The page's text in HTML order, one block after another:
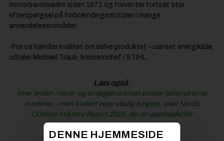
motorsavsmærke siden 1971 og forventer fortsat stor
efterspørgsel på forbrændingsmotorer i mange
anvendelsesområder.
-For os handler kvalitet om selve produktet – uanset energikilde,
udtaler Michael Traub, koncernchef i STIHL.
Læs også:
Hver anden i have- og anlægsbranchen ønsker batteridrevne
maskiner – men kvalitet vejer stadig tungest, viser Nordic
Outdoor Industry Report 2025, der er udarbejdet for
værktøjsproducenten STIHL
DENNE HJEMMESIDE